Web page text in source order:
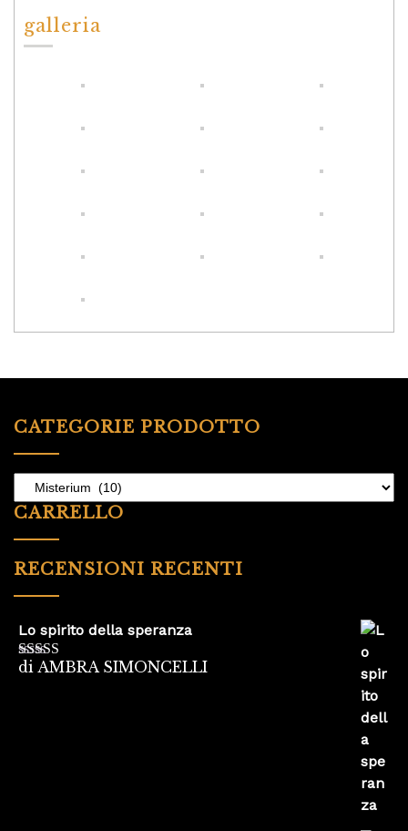
galleria
CATEGORIE PRODOTTO
CARRELLO
RECENSIONI RECENTI
Lo spirito della speranza
Valutato5su
di AMBRA SIMONCELLI